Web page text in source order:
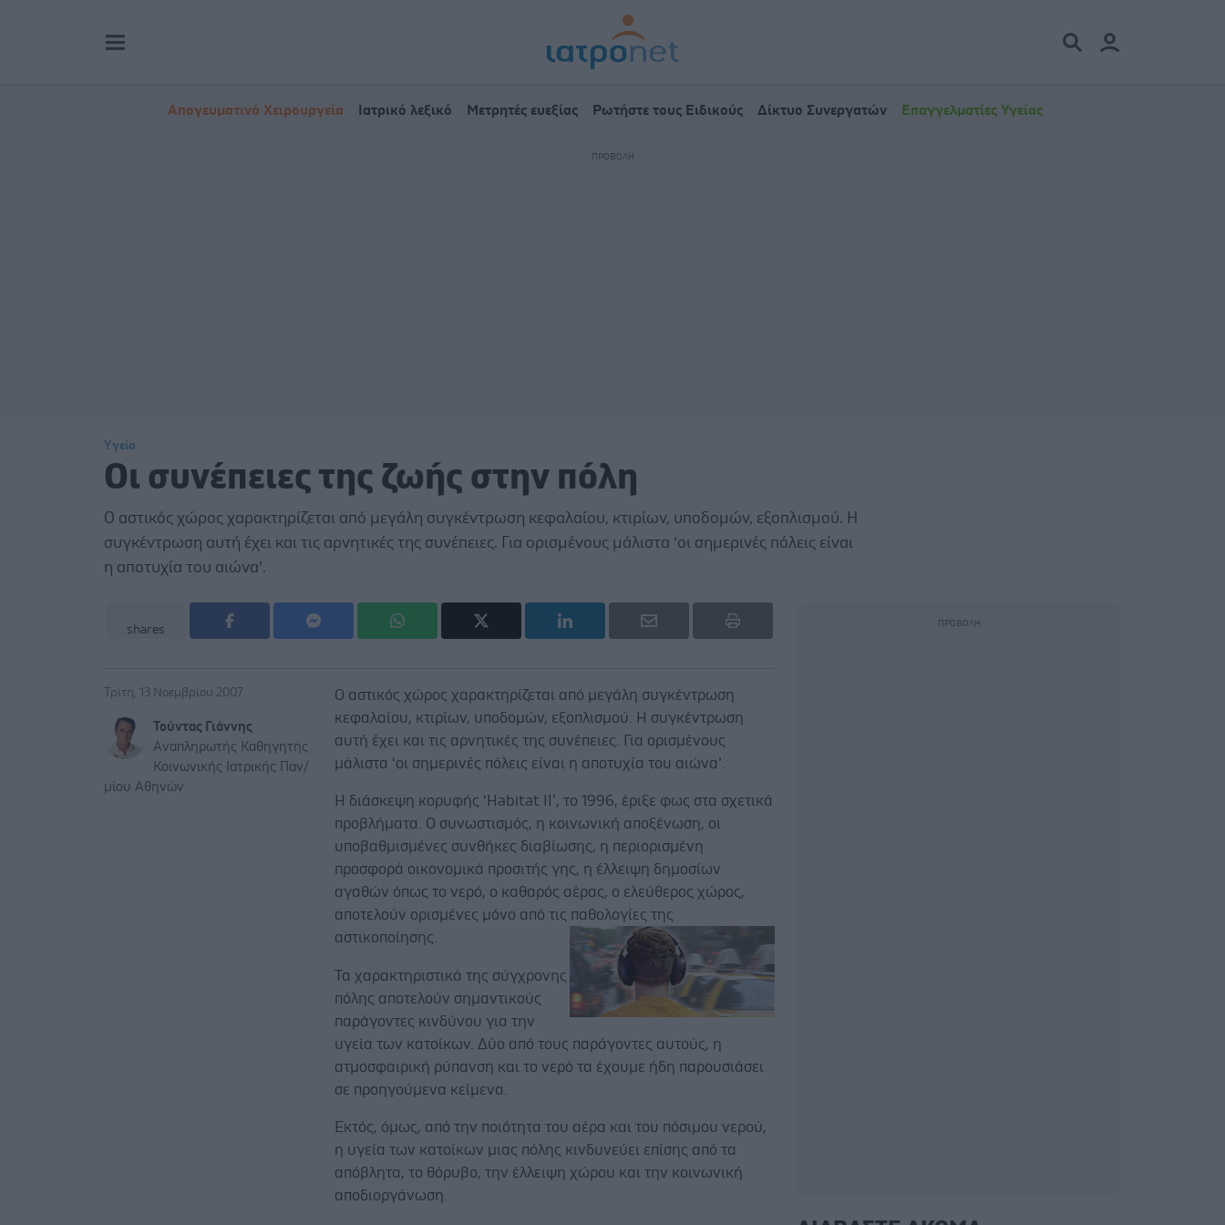
Απογευματινά Χειρουργεία Ιατρικό λεξικό Μετρητές ευεξίας Ρωτήστε τους Ειδικούς Δίκτυο Συνεργατών Επαγγελματίες Υγείας
Υγεία
Οι συνέπειες της ζωής στην πόλη
Ο αστικός χώρος χαρακτηρίζεται από μεγάλη συγκέντρωση κεφαλαίου, κτιρίων, υποδομών, εξοπλισμού. Η
συγκέντρωση αυτή έχει και τις αρνητικές της συνέπειες. Για ορισμένους μάλιστα ‘οι σημερινές πόλεις είναι
η αποτυχία του αιώνα’.
shares
Τρίτη, 13 Νοεμβρίου 2007
Τούντας Γιάννης
Αναπληρωτής Καθηγητής
Κοινωνικής Ιατρικής Παν/
μίου Αθηνών
Ο αστικός χώρος χαρακτηρίζεται από μεγάλη συγκέντρωση
κεφαλαίου, κτιρίων, υποδομών, εξοπλισμού. Η συγκέντρωση
αυτή έχει και τις αρνητικές της συνέπειες. Για ορισμένους
μάλιστα ‘οι σημερινές πόλεις είναι η αποτυχία του αιώνα’.
Η διάσκεψη κορυφής ‘Habitat ΙΙ’, το 1996, έριξε φως στα σχετικά
προβλήματα. Ο συνωστισμός, η κοινωνική αποξένωση, οι
υποβαθμισμένες συνθήκες διαβίωσης, η περιορισμένη
προσφορά οικονομικά προσιτής γης, η έλλειψη δημοσίων
αγαθών όπως το νερό, ο καθαρός αέρας, ο ελεύθερος χώρος,
αποτελούν ορισμένες μόνο από τις παθολογίες της
αστικοποίησης.
Τα χαρακτηριστικά της σύγχρονης
πόλης αποτελούν σημαντικούς
παράγοντες κινδύνου για την
υγεία των κατοίκων. Δύο από τους παράγοντες αυτούς, η
ατμοσφαιρική ρύπανση και το νερό τα έχουμε ήδη παρουσιάσει
σε προηγούμενα κείμενα.
Εκτός, όμως, από την ποιότητα του αέρα και του πόσιμου νερού,
η υγεία των κατοίκων μιας πόλης κινδυνεύει επίσης από τα
απόβλητα, το θόρυβο, την έλλειψη χώρου και την κοινωνική
αποδιοργάνωση.